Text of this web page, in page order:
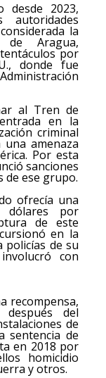
desde 2023,
la
Aragua,
por
donde fue
al Tren de
en la
criminal
amenaza
Por esta
sanciones
de ese grupo.
ofrecía una
dólares por
de este
en la
policías de su
con
recompensa,
del
de
sentencia de
en 2018 por
homicidio
y otros.